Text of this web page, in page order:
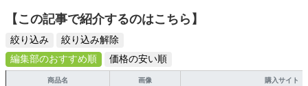
【この記事で紹介するのはこちら】
絞り込み
絞り込み解除
編集部のおすすめ順
価格の安い順
商品名 画像 購入サイト